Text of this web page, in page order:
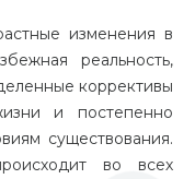
изменения в
реальность,
коррективы
и постепенно
существования.
во всех